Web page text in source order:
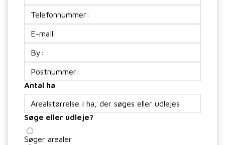
mail(Påkrævet)
Antal ha
Søge eller udleje?
Søger arealer